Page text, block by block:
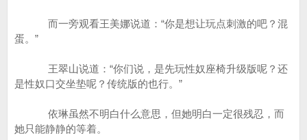
而一旁观看王美娜说道：“你是想让玩点刺激的吧？混
蛋。”
王翠山说道：“你们说，是先玩性奴座椅升级版呢？还
是性奴口交坐垫呢？传统版的也行。”
依琳虽然不明白什么意思，但她明白一定很残忍，而
她只能静静的等着。